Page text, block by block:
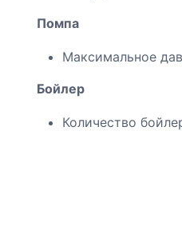
Помпа
Максимальное
Бойлер
Количество